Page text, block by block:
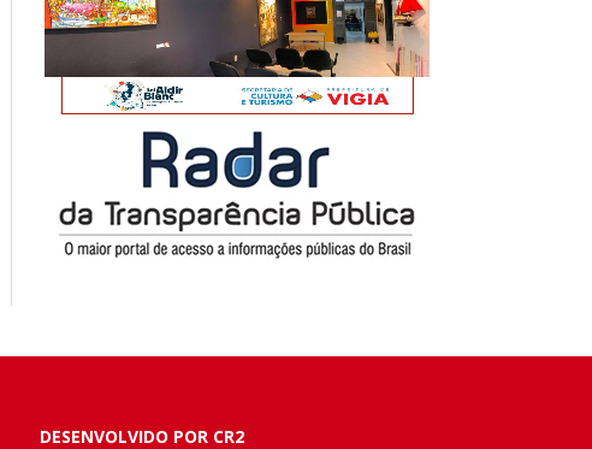
DESENVOLVIDO POR CR2